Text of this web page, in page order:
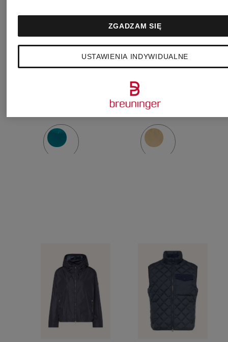
Najniższa cena:
551,65 zł
Cena regularna:
Najniższa
519 zł
Cena
1 035 zł
USTAWIENIA INDYWIDUALNE
ZGADZAM SIĘ